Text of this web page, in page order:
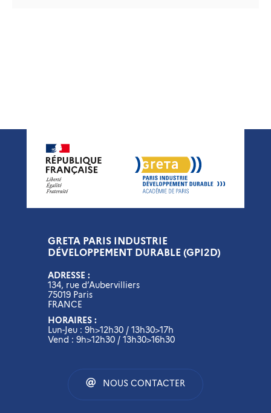
GRETA PARIS INDUSTRIE
DÉVELOPPEMENT DURABLE (GPI2D)
ADRESSE :
134, rue d’Aubervilliers
75019 Paris
FRANCE
HORAIRES :
Lun-Jeu : 9h>12h30 / 13h30>17h
Vend : 9h>12h30 / 13h30>16h30
NOUS CONTACTER